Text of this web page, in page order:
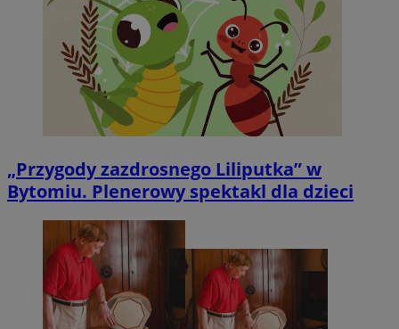
„Przygody zazdrosnego Liliputka” w
Bytomiu. Plenerowy spektakl dla dzieci